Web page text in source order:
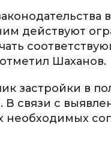
действуют
Шаханов.
застройки в
В связи с
необходимых